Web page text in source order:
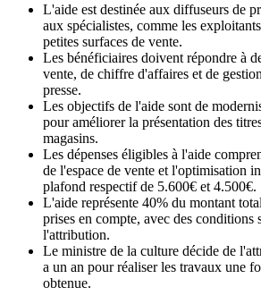
L'aide est destinée aux diffuseurs de
aux spécialistes, comme les
petites surfaces de vente.
Les bénéficiaires doivent répondre à
vente, de chiffre d'affaires et de
presse.
Les objectifs de l'aide sont de
pour améliorer la présentation des
magasins.
Les dépenses éligibles à l'aide
de l'espace de vente et l'optimisation
plafond respectif de 5.600€ et 4.500€.
L'aide représente 40% du montant
prises en compte, avec des conditions
l'attribution.
Le ministre de la culture décide de
a un an pour réaliser les travaux une
obtenue.